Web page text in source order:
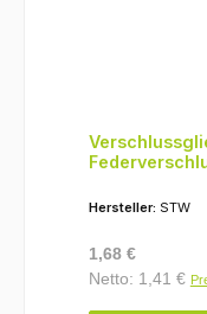
Hersteller: STW
Regulärer Preis:
1,68 €
Netto: 1,41 €